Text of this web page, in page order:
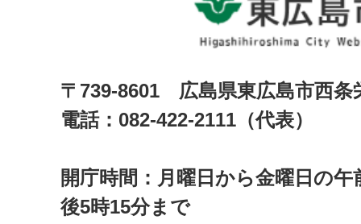
〒739-8601 広島県東広島市西
電話：082-422-2111（代表）
開庁時間：月曜日から金曜日の午
後5時15分まで